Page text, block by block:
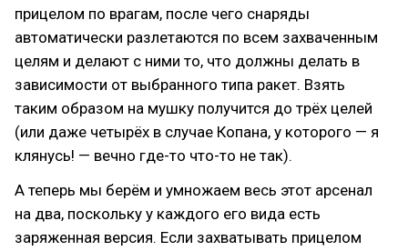
прицелом по врагам, после чего снаряды
автоматически разлетаются по всем захваченным
целям и делают с ними то, что должны делать в
зависимости от выбранного типа ракет. Взять
таким образом на мушку получится до трёх целей
(или даже четырёх в случае Копана, у которого — я
клянусь! — вечно где-то что-то не так).
А теперь мы берём и умножаем весь этот арсенал
на два, поскольку у каждого его вида есть
заряженная версия. Если захватывать прицелом